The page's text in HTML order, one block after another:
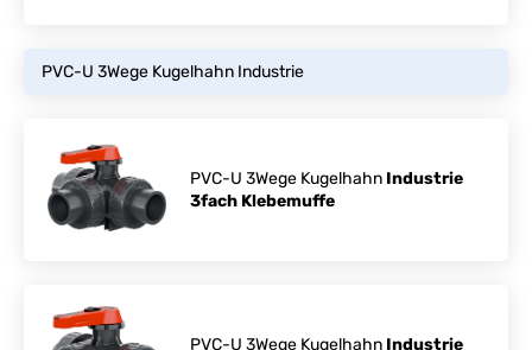
PVC-U 3Wege Kugelhahn Industrie
PVC-U 3Wege Kugelhahn Industrie
3fach Klebemuffe
PVC-U 3Wege Kugelhahn Industrie